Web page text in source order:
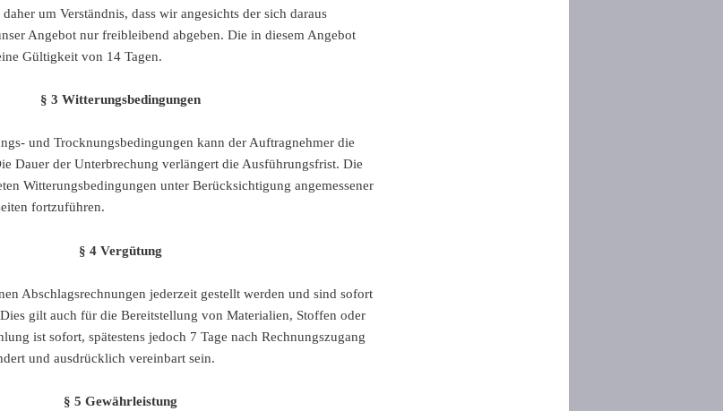
um Verständnis, dass wir angesichts der sich daraus
Angebot nur freibleibend abgeben. Die in diesem Angebot
Gültigkeit von 14 Tagen.
§ 3 Witterungsbedingungen
und Trocknungsbedingungen kann der Auftragnehmer die
Dauer der Unterbrechung verlängert die Ausführungsfrist. Die
Witterungsbedingungen unter Berücksichtigung angemessener
fortzuführen.
§ 4 Vergütung
Abschlagsrechnungen jederzeit gestellt werden und sind sofort
gilt auch für die Bereitstellung von Materialien, Stoffen oder
ist sofort, spätestens jedoch 7 Tage nach Rechnungszugang
und ausdrücklich vereinbart sein.
§ 5 Gewährleistung